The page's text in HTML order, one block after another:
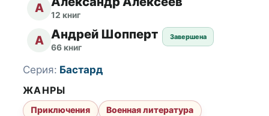
А 12 книг
А Андрей Шопперт
66 книг
Завершена
Серия: Бастард
ЖАНРЫ
Приключения
Военная литература